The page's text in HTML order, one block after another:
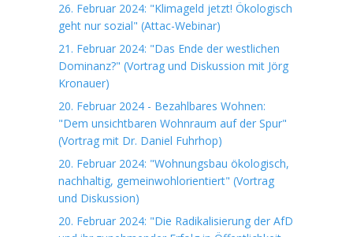
26. Februar 2024: "Klimageld jetzt! Ökologisch
geht nur sozial" (Attac-Webinar)
21. Februar 2024: "Das Ende der westlichen
Dominanz?" (Vortrag und Diskussion mit Jörg
Kronauer)
20. Februar 2024 - Bezahlbares Wohnen:
"Dem unsichtbaren Wohnraum auf der Spur"
(Vortrag mit Dr. Daniel Fuhrhop)
20. Februar 2024: "Wohnungsbau ökologisch,
nachhaltig, gemeinwohlorientiert" (Vortrag
und Diskussion)
20. Februar 2024: "Die Radikalisierung der AfD